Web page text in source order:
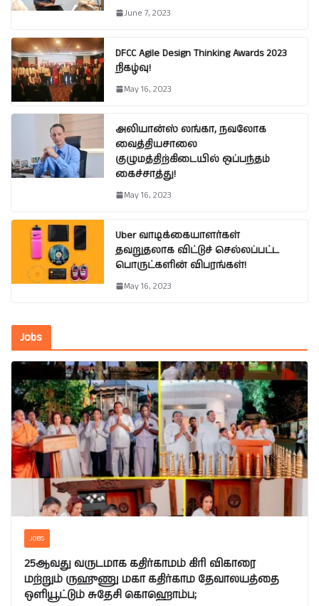
June 7, 2023
DFCC Agile Design Thinking Awards 2023
நிகழ்வு!
May 16, 2023
அலியான்ஸ் லங்கா, நவலோக
வைத்தியசாலை
குழுமத்திற்கிடையில் ஒப்பந்தம்
கைச்சாத்து!
May 16, 2023
Uber வாடிக்கையாளர்கள்
தவறுதலாக விட்டுச் செல்லப்பட்ட
பொருட்களின் விபரங்கள்!
May 16, 2023
Jobs
JOBS
25ஆவது வருடமாக கதிர்காமம் கிரி விகாரை
மற்றும் ருஹுணு மகா கதிர்காம தேவாலயத்தை
ஒளியூட்டும் சுதேசி கொஹொம்ப;